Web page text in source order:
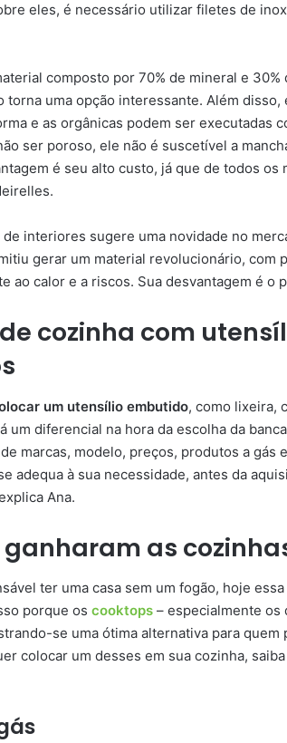
eles, é necessário utilizar filetes de
composto por 70% de mineral e 30%
torna uma opção interessante. Além disso,
e as orgânicas podem ser executadas
ser poroso, ele não é suscetível a
é seu alto custo, já que de todos os
interiores sugere uma novidade no
gerar um material revolucionário, com
ao calor e a riscos. Sua desvantagem é o
cozinha com
um utensílio embutido, como lixeira,
um diferencial na hora da escolha da
marcas, modelo, preços, produtos a gás
adequa à sua necessidade, antes da
Ana.
as
ter uma casa sem um fogão, hoje
porque os cooktops – especialmente os
se uma ótima alternativa para quem
colocar um desses em sua cozinha,